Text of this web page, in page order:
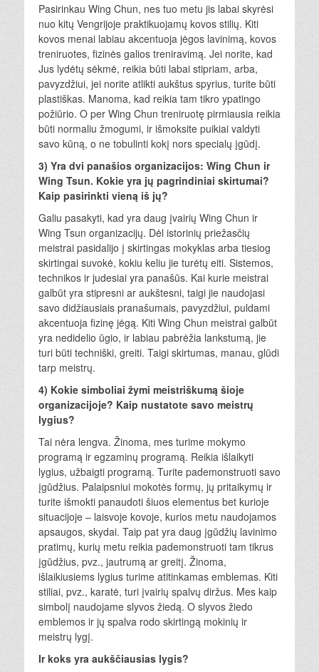
Pasirinkau Wing Chun, nes tuo metu jis labai skyrėsi
nuo kitų Vengrijoje praktikuojamų kovos stilių. Kiti
kovos menai labiau akcentuoja jėgos lavinimą, kovos
treniruotes, fizinės galios treniravimą. Jei norite, kad
Jus lydėtų sėkmė, reikia būti labai stipriam, arba,
pavyzdžiui, jei norite atlikti aukštus spyrius, turite būti
plastiškas. Manoma, kad reikia tam tikro ypatingo
požiūrio. O per Wing Chun treniruotę pirmiausia reikia
būti normaliu žmogumi, ir išmoksite puikiai valdyti
savo kūną, o ne tobulinti kokį nors specialų įgūdį.
3) Yra dvi panašios organizacijos: Wing Chun ir
Wing Tsun. Kokie yra jų pagrindiniai skirtumai?
Kaip pasirinkti vieną iš jų?
Galiu pasakyti, kad yra daug įvairių Wing Chun ir
Wing Tsun organizacijų. Dėl istorinių priežasčių
meistrai pasidalijo į skirtingas mokyklas arba tiesiog
skirtingai suvokė, kokiu keliu jie turėtų eiti. Sistemos,
technikos ir judesiai yra panašūs. Kai kurie meistrai
galbūt yra stipresni ar aukštesni, taigi jie naudojasi
savo didžiausiais pranašumais, pavyzdžiui, puldami
akcentuoja fizinę jėgą. Kiti Wing Chun meistrai galbūt
yra nedidelio ūgio, ir labiau pabrėžia lankstumą, jie
turi būti techniški, greiti. Taigi skirtumas, manau, glūdi
tarp meistrų.
4) Kokie simboliai žymi meistriškumą šioje
organizacijoje? Kaip nustatote savo meistrų
lygius?
Tai nėra lengva. Žinoma, mes turime mokymo
programą ir egzaminų programą. Reikia išlaikyti
lygius, užbaigti programą. Turite pademonstruoti savo
įgūdžius. Palaipsniui mokotės formų, jų pritaikymų ir
turite išmokti panaudoti šiuos elementus bet kurioje
situacijoje – laisvoje kovoje, kurios metu naudojamos
apsaugos, skydai. Taip pat yra daug įgūdžių lavinimo
pratimų, kurių metu reikia pademonstruoti tam tikrus
įgūdžius, pvz., jautrumą ar greitį. Žinoma,
išlaikiusiems lygius turime atitinkamas emblemas. Kiti
stiliai, pvz., karatė, turi įvairių spalvų diržus. Mes kaip
simbolį naudojame slyvos žiedą. O slyvos žiedo
emblemos ir jų spalva rodo skirtingą mokinių ir
meistrų lygį.
Ir koks yra aukščiausias lygis?